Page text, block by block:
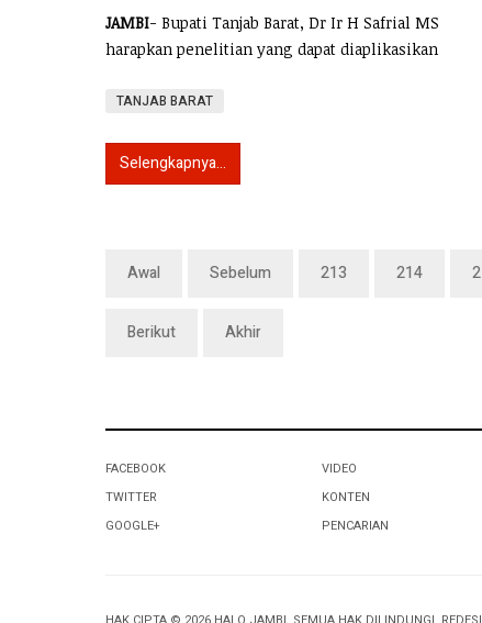
JAMBI- Bupati Tanjab Barat, Dr Ir H Safrial MS
harapkan penelitian yang dapat diaplikasikan
TANJAB BARAT
Selengkapnya...
Awal Sebelum 213 214
Berikut Akhir
FACEBOOK
TWITTER
GOOGLE+
VIDEO
KONTEN
PENCARIAN